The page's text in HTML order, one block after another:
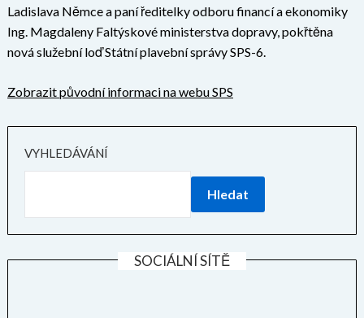
Ladislava Němce a paní ředitelky odboru financí a ekonomiky
Ing. Magdaleny Faltýskové ministerstva dopravy, pokřtěna
nová služební loď Státní plavební správy SPS-6.
Zobrazit původní informaci na webu SPS
VYHLEDÁVÁNÍ
Hledat
SOCIÁLNÍ SÍTĚ